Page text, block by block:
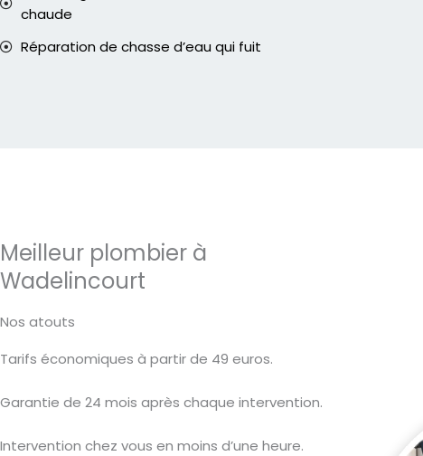
chaude
Réparation de chasse d’eau qui fuit
Meilleur plombier à
Wadelincourt
Nos atouts
Tarifs économiques à partir de 49 euros.
Garantie de 24 mois après chaque intervention.
Intervention chez vous en moins d’une heure.